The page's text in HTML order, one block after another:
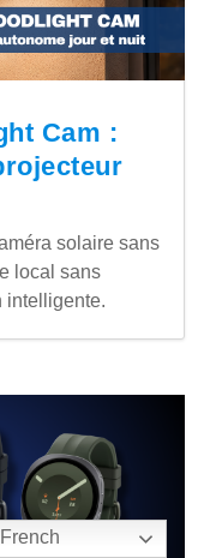
Cam :
solaire sans
local sans
intelligente.
French